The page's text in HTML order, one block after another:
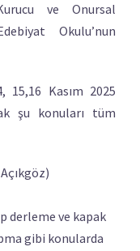
ve Onursal
Okulu’nun
15,16 Kasım 2025
şu konuları tüm
derleme ve kapak
gibi konularda